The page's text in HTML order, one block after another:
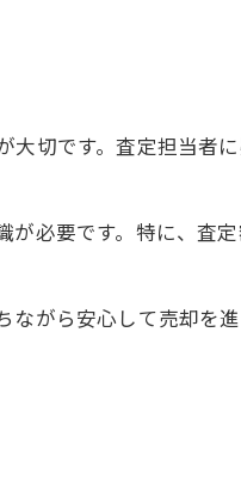
切です。査定担当者
必要です。特に、査
がら安心して売却を